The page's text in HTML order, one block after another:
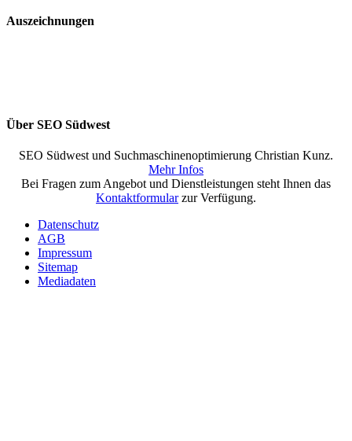
Auszeichnungen
Über SEO Südwest
SEO Südwest und Suchmaschinenoptimierung Christian Kunz.
Mehr Infos
Bei Fragen zum Angebot und Dienstleistungen steht Ihnen das
Kontaktformularzur Verfügung.
Datenschutz
AGB
Impressum
Sitemap
Mediadaten